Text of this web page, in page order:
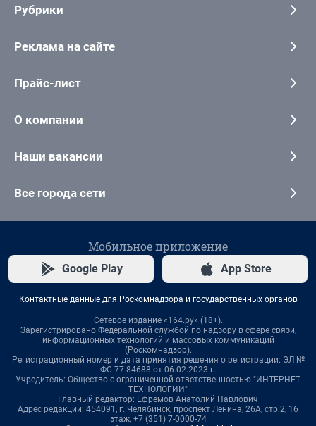
Рубрики
Реклама на сайте
Прайс-лист
О компании
Наши вакансии
Все города сети
Мобильное приложение
Google Play App Store
Контактные данные для Роскомнадзора и государственных органов
Сетевое издание «164.ру» (18+).
Зарегистрировано Федеральной службой по надзору в сфере связи,
информационных технологий и массовых коммуникаций
(Роскомнадзор).
Регистрационный номер и дата принятия решения о регистрации: ЭЛ №
ФС 77-84688 от 06.02.2023 г.
Учредитель: Общество с ограниченной ответственностью "ИНТЕРНЕТ
ТЕХНОЛОГИИ"
Главный редактор: Ефремов Анатолий Павлович
Адрес редакции: 454091, г. Челябинск, проспект Ленина, 26А, стр.2, 16
этаж, +7 (351) 7-0000-74